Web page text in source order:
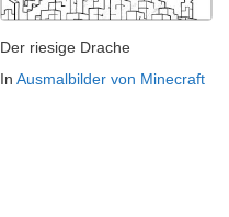
Der riesige Drache
In Ausmalbilder von Minecraft